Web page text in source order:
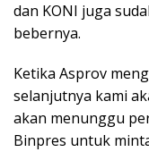
dan KONI juga
bebernya.
Ketika Asprov
selanjutnya kami
akan menunggu
Binpres untuk